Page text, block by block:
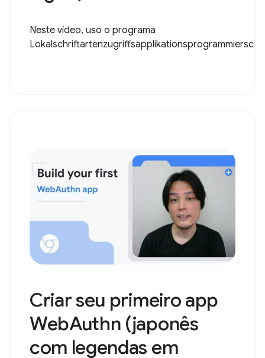
Neste vídeo, uso o programa
Criar seu primeiro app
WebAuthn (japonês
com legendas em